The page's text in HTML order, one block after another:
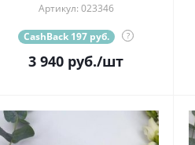
Артикул: 023346
CashBack 197 руб. ?
3 940 руб./шт